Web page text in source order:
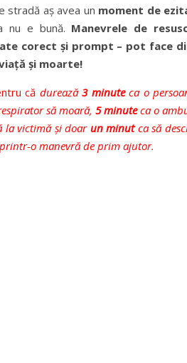
stradă aş avea un moment de
nu e bună. Manevrele de
corect şi prompt – pot face
şi moarte!
că durează3 minuteca o
să moară, 5 minuteca o
la victimă şi doar un minutca să
o manevră de prim ajutor.